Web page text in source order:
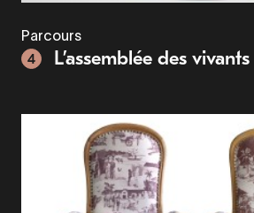
Parcours
4
L’assemblée des vivants